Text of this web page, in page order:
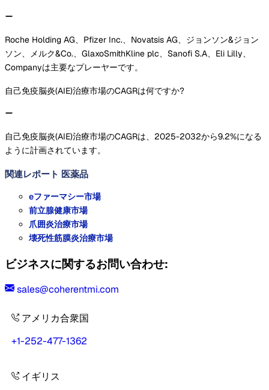
Roche Holding AG、Pfizer Inc.、Novatsis AG、ジョンソン&ジョン
ソン、メルク&Co.、GlaxoSmithKline plc、Sanofi S.A、Eli Lilly、
Companyは主要なプレーヤーです。
自己免疫脳炎(AIE)治療市場のCAGRは何ですか?
自己免疫脳炎(AIE)治療市場のCAGRは、2025-2032から9.2%になる
ように計画されています。
関連レポート 医薬品
eファーマシー市場
前立腺健康市場
爪囲炎治療市場
壊死性筋膜炎治療市場
ビジネスに関するお問い合わせ:
sales@coherentmi.com
アメリカ合衆国
+1-252-477-1362
イギリス